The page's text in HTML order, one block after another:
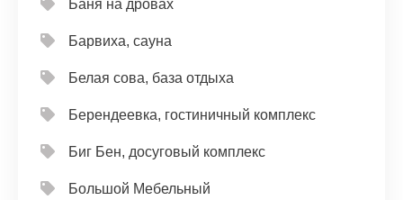
Баня на дровах
Барвиха, сауна
Белая сова, база отдыха
Берендеевка, гостиничный комплекс
Биг Бен, досуговый комплекс
Большой Мебельный